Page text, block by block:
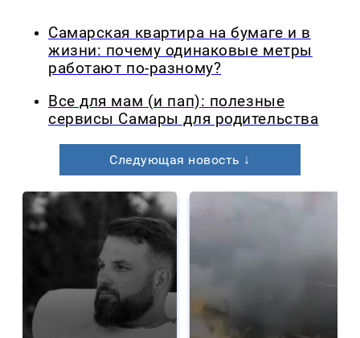
Самарская квартира на бумаге и в
жизни: почему одинаковые метры
работают по-разному?
Все для мам (и пап): полезные
сервисы Самары для родительства
Следующая новость ↓